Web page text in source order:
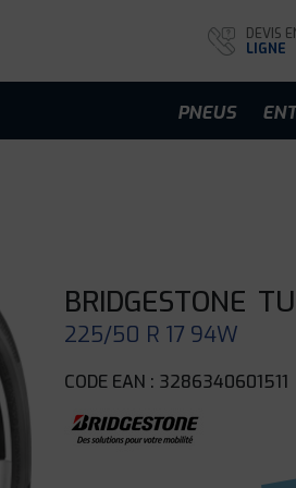
DEVIS
LIGNE
PNEUS
BRIDGESTONE
225/50 R 17 94W
CODE EAN : 3286340601511